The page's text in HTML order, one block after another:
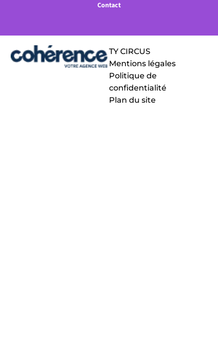
Contact
TY CIRCUS
Mentions légales
Politique de
confidentialité
Plan du site